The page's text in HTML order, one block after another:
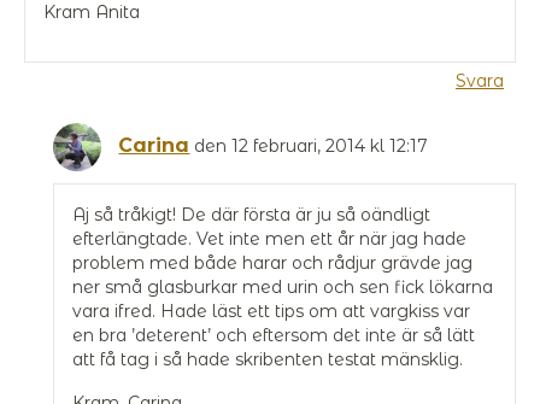
Kram Anita
Svara
Carina den 12 februari, 2014 kl 12:17
Aj så tråkigt! De där första är ju så oändligt
efterlängtade. Vet inte men ett år när jag hade
problem med både harar och rådjur grävde jag
ner små glasburkar med urin och sen fick lökarna
vara ifred. Hade läst ett tips om att vargkiss var
en bra ’deterent’ och eftersom det inte är så lätt
att få tag i så hade skribenten testat mänsklig.